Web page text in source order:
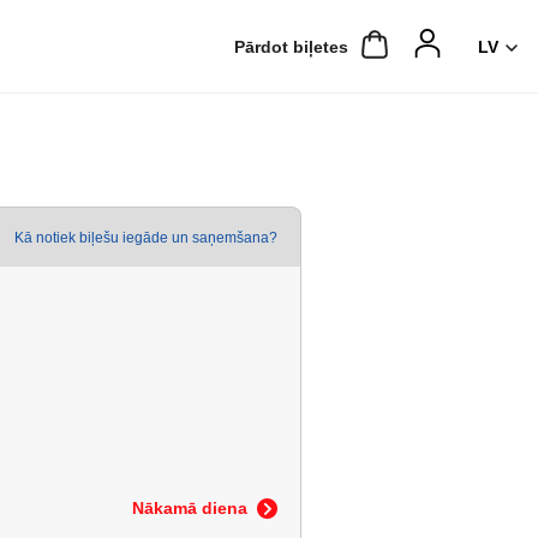
Pārdot biļetes
Kā notiek biļešu iegāde un saņemšana?
Nākamā diena